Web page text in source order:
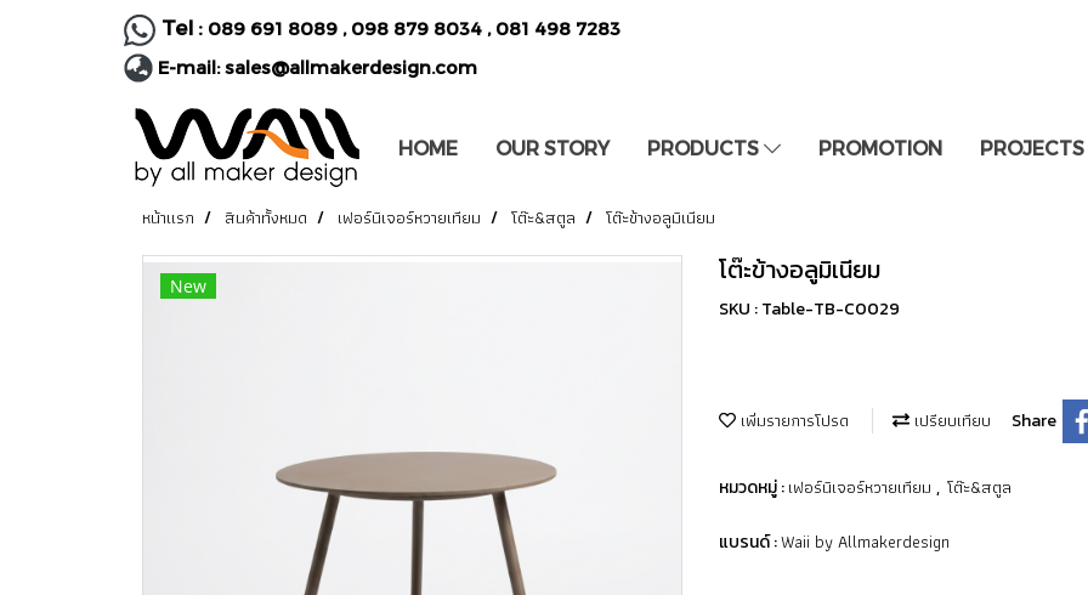
Tel : 089 691 8089 , 098 879 8034 , 081 498 7283
E-mail:sales@allmakerdesign.com
HOME OUR STORY PRODUCTS PROMOTION PROJECTS
หน้าแรก สินค้าทั้งหมด เฟอร์นิเจอร์หวายเทียม โต๊ะ&สตูล โต๊ะข้างอลูมิเนียม
New โต๊ะข้างอลูมิเนียม
SKU : Table-TB-C0029
เพิ่มรายการโปรด เปรียบเทียบ Share
หมวดหมู่ :เฟอร์นิเจอร์หวายเทียม , โต๊ะ&สตูล
แบรนด์ :Waii by Allmakerdesign